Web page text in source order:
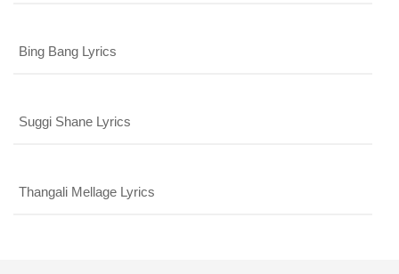
Bing Bang Lyrics
Suggi Shane Lyrics
Thangali Mellage Lyrics